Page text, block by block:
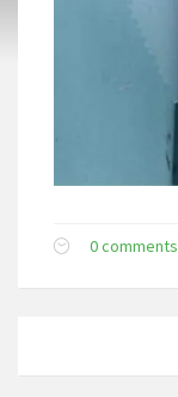
0 comments